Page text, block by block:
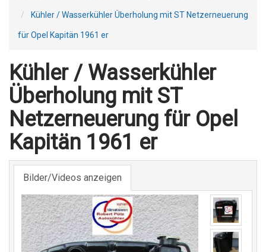
Kühler / Wasserkühler Überholung mit ST Netzerneuerung
für Opel Kapitän 1961 er
Kühler / Wasserkühler
Überholung mit ST
Netzerneuerung für Opel
Kapitän 1961 er
Bilder/Videos anzeigen